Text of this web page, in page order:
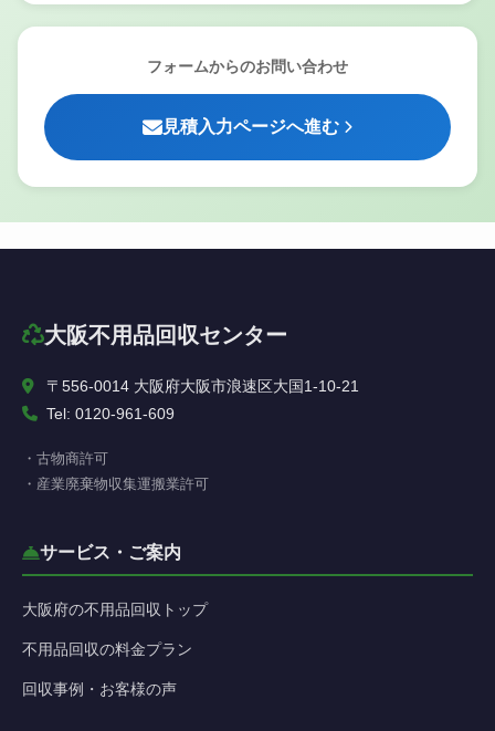
フォームからのお問い合わせ
見積入力ページへ進む
大阪不用品回収センター
〒556-0014 大阪府大阪市浪速区大国1-10-21
Tel: 0120-961-609
・古物商許可
・産業廃棄物収集運搬業許可
サービス・ご案内
大阪府の不用品回収トップ
不用品回収の料金プラン
回収事例・お客様の声